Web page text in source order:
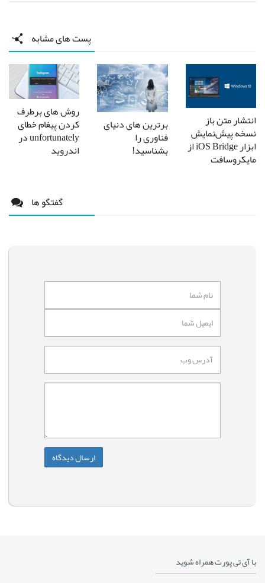
پست های مشابه
انتشار متن باز
نسخه پیش‌نمایش
ابزار iOS Bridge از
مایکروسافت
برترین های دنیای
فناوری را
بشناسید!
روش های برطرف
کردن پیغام خطای
unfortunately در
اندروید
گفتگو ها
با آی تی پورت همراه شوید